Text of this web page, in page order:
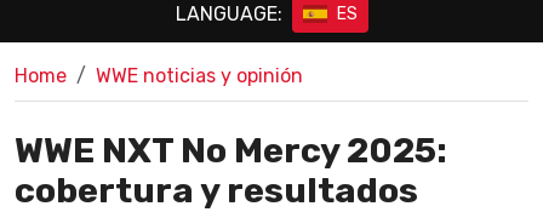
LANGUAGE: ES
Home WWE noticias y opinión
WWE NXT No Mercy 2025:
cobertura y resultados